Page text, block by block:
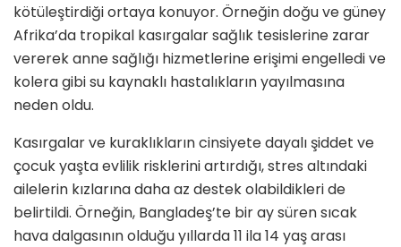
kötüleştirdiği ortaya konuyor. Örneğin doğu ve güney
Afrika’da tropikal kasırgalar sağlık tesislerine zarar
vererek anne sağlığı hizmetlerine erişimi engelledi ve
kolera gibi su kaynaklı hastalıkların yayılmasına
neden oldu.
Kasırgalar ve kuraklıkların cinsiyete dayalı şiddet ve
çocuk yaşta evlilik risklerini artırdığı, stres altındaki
ailelerin kızlarına daha az destek olabildikleri de
belirtildi. Örneğin, Bangladeş’te bir ay süren sıcak
hava dalgasının olduğu yıllarda 11 ila 14 yaş arası